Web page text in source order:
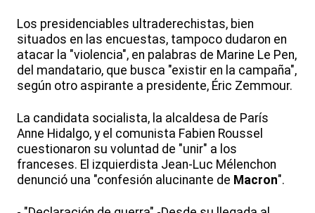
Los presidenciables ultraderechistas, bien
situados en las encuestas, tampoco dudaron en
atacar la "violencia", en palabras de Marine Le Pen,
del mandatario, que busca "existir en la campaña",
según otro aspirante a presidente, Éric Zemmour.
La candidata socialista, la alcaldesa de París
Anne Hidalgo, y el comunista Fabien Roussel
cuestionaron su voluntad de "unir" a los
franceses. El izquierdista Jean-Luc Mélenchon
denunció una "confesión alucinante de Macron".